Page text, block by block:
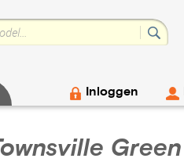
Inloggen
Green